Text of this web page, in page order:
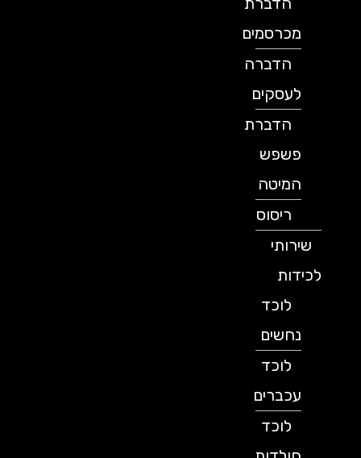
מכרסמים
הדברה
לעסקים
הדברת
פשפש
המיטה
ריסוס
שירותי
לכידות
לוכד
נחשים
לוכד
עכברים
לוכד